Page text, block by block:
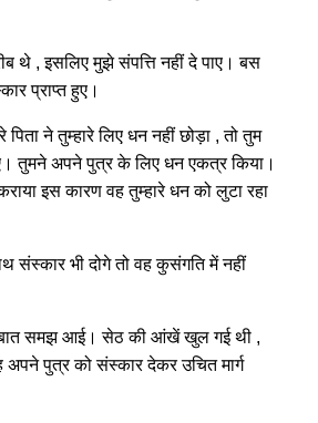
थे , इसलिए मुझे संपत्ति नहीं दे पाए। बस
प्राप्त हुए।
ने तुम्हारे लिए धन नहीं छोड़ा , तो तुम
तुमने अपने पुत्र के लिए धन एकत्र किया।
इस कारण वह तुम्हारे धन को लुटा रहा
संस्कार भी दोगे तो वह कुसंगति में नहीं
समझ आई। सेठ की आंखें खुल गई थी ,
पुत्र को संस्कार देकर उचित मार्ग